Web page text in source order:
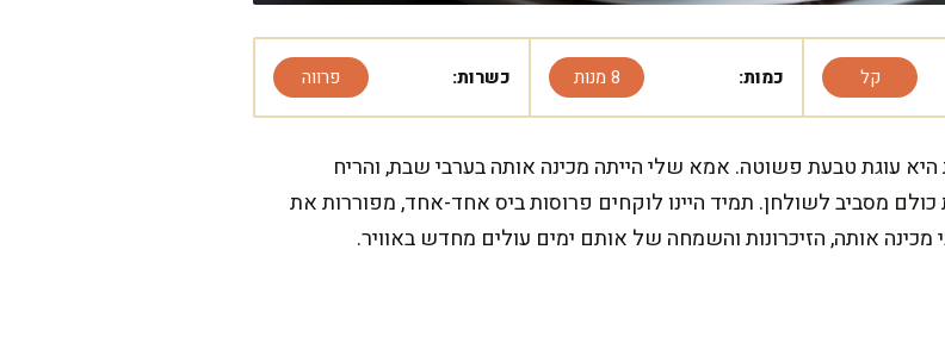
קל כמות: 8 מנות כשרות: פרווה
היא עוגת טבעת פשוטה. אמא שלי הייתה מכינה אותה בערבי שבת, והריח
מסביב לשולחן. תמיד היינו לוקחים פרוסות ביס אחד-אחד, מפוררות את
מכינה אותה, הזיכרונות והשמחה של אותם ימים עולים מחדש באוויר.